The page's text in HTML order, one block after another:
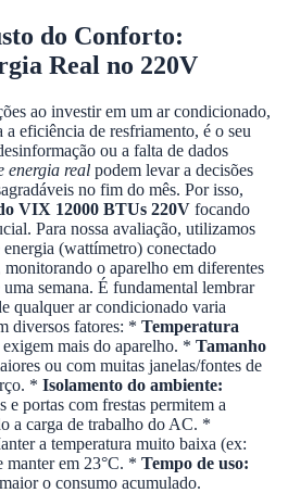
do Conforto:
Real no 220V
ao investir em um ar condicionado,
a eficiência de resfriamento, é o seu
ou a falta de dados
energia real podem levar a decisões
no fim do mês. Por isso,
VIX 12000 BTUs 220V focando
Para nossa avaliação, utilizamos
(wattímetro) conectado
o aparelho em diferentes
semana. É fundamental lembrar
qualquer ar condicionado varia
diversos fatores: * Temperatura
mais do aparelho. * Tamanho
ou com muitas janelas/fontes de
* Isolamento do ambiente:
e portas com frestas permitem a
a carga de trabalho do AC. *
a temperatura muito baixa (ex:
manter em 23°C. * Tempo de uso:
o consumo acumulado.